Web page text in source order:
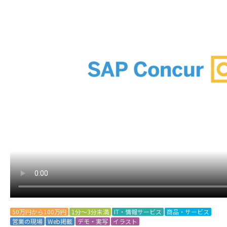
50万円から100万円 1分～3分未満 IT・情報サービス
商品・サービス
営業の現場 Web掲載 デモ・実写 イラスト